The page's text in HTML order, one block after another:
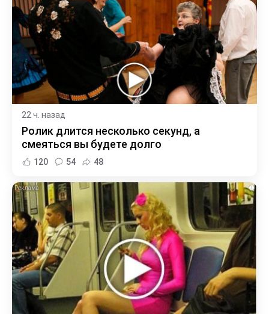
22 ч. назад
Ролик длится несколько секунд, а
смеяться вы будете долго
120 54 48
i